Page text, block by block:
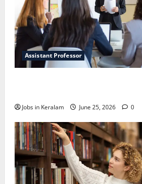
Assistant Professor
Jobs in Keralam June 25, 2026 0